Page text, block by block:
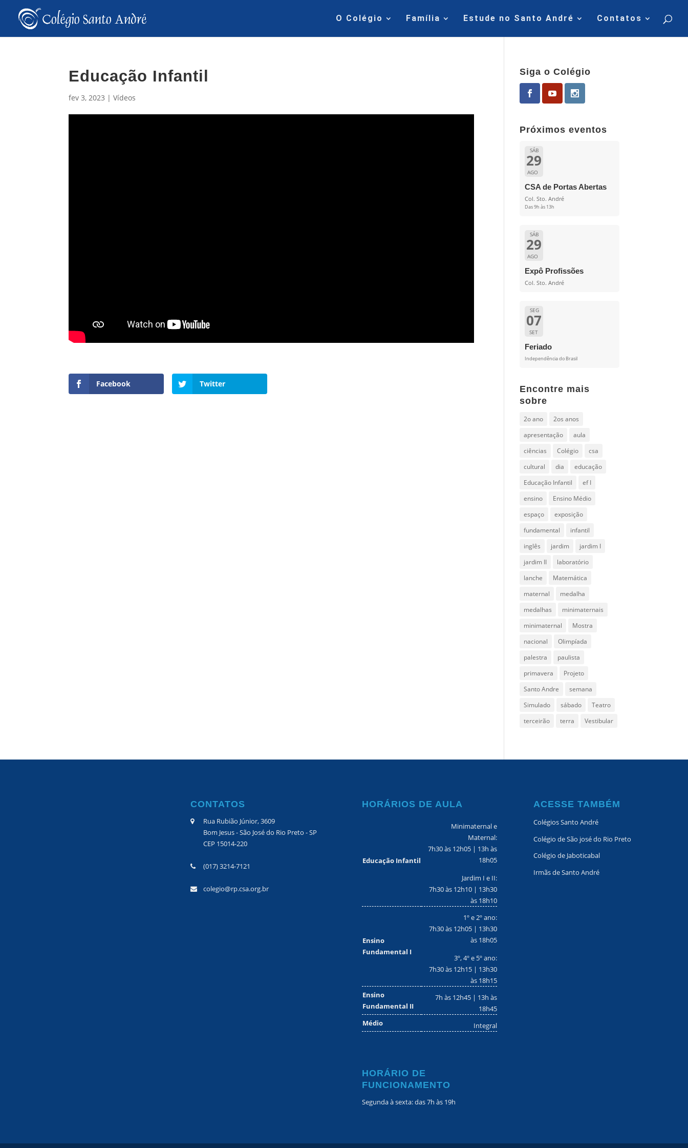
O Colégio Família Estude no Santo André Contatos
Educação Infantil
fev 3, 2023 |Vídeos
Facebook Twitter
Siga o Colégio
Próximos eventos
SÁB
29
AGO
CSA de Portas Abertas
Col. Sto. André
Das 9h às 13h
SÁB
29
AGO
Expô Profissões
Col. Sto. André
SEG
07
SET
Feriado
Independência do Brasil
Encontre mais
sobre
2o ano
2os anos
apresentação
aula
ciências
Colégio
csa
cultural
dia
educação
Educação Infantil
ef I
ensino
Ensino Médio
espaço
exposição
fundamental
infantil
inglês
jardim
jardim I
jardim II
laboratório
lanche
Matemática
maternal
medalha
medalhas
minimaternais
minimaternal
Mostra
nacional
Olimpíada
palestra
paulista
primavera
Projeto
Santo Andre
semana
Simulado
sábado
Teatro
terceirão
terra Vestibular
CONTATOS
Rua Rubião Júnior, 3609
Bom Jesus - São José do Rio Preto - SP
CEP 15014-220
(017) 3214-7121
colegio@rp.csa.org.br
HORÁRIOS DE AULA
Educação Infantil
Minimaternal e
Maternal:
7h30 às 12h05 | 13h às
18h05
Jardim I e II:
7h30 às 12h10 | 13h30
às 18h10
Ensino
Fundamental I
1º e 2º ano:
7h30 às 12h05 | 13h30
às 18h05
3º, 4º e 5º ano:
7h30 às 12h15 | 13h30
às 18h15
Ensino
Fundamental II
7h às 12h45 | 13h às
18h45
Médio
Integral
HORÁRIO DE
FUNCIONAMENTO
Segunda à sexta: das 7h às 19h
ACESSE TAMBÉM
Colégios Santo André
Colégio de São josé do Rio Preto
Colégio de Jaboticabal
Irmãs de Santo André